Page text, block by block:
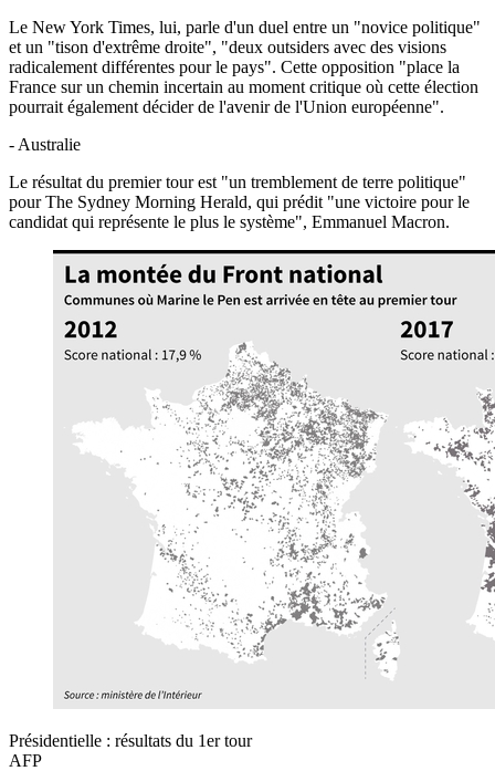
Le New York Times, lui, parle d'un duel entre un "novice politique"
et un "tison d'extrême droite", "deux outsiders avec des visions
radicalement différentes pour le pays". Cette opposition "place la
France sur un chemin incertain au moment critique où cette élection
pourrait également décider de l'avenir de l'Union européenne".
- Australie
Le résultat du premier tour est "un tremblement de terre politique"
pour The Sydney Morning Herald, qui prédit "une victoire pour le
candidat qui représente le plus le système", Emmanuel Macron.
Présidentielle : résultats du 1er tour
AFP